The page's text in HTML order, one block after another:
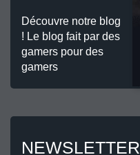
Découvre notre blog
! Le blog fait par des
gamers pour des
gamers
NEWSLETTER